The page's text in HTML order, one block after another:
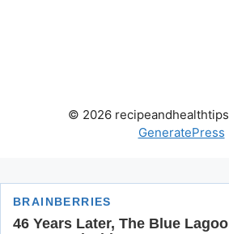
© 2026 recipeandhealthtips
GeneratePress